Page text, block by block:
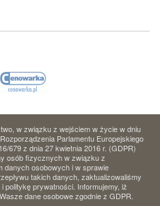
w związku z wejściem w życie w dniu
Parlamentu Europejskiego
679 z dnia 27 kwietnia 2016 r. (GDPR)
osób fizycznych w związku z
danych osobowych i w sprawie
takich danych, zaktualizowaliśmy
politykę prywatności. Informujemy, iż
dane osobowe zgodnie z GDPR.